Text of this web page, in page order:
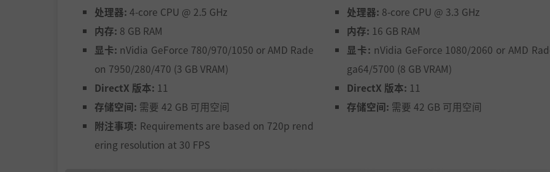
处理器: 4-core CPU @ 2.5 GHz
内存: 8 GB RAM
显卡: nVidia GeForce 780/970/1050 or AMD Rade
on 7950/280/470 (3 GB VRAM)
DirectX 版本: 11
存储空间: 需要 42 GB 可用空间
附注事项: Requirements are based on 720p rend
ering resolution at 30 FPS
处理器: 8-core CPU @ 3.3 GHz
内存: 16 GB RAM
显卡: nVidia GeForce 1080/2060 or AMD
ga64/5700 (8 GB VRAM)
DirectX 版本: 11
存储空间: 需要 42 GB 可用空间